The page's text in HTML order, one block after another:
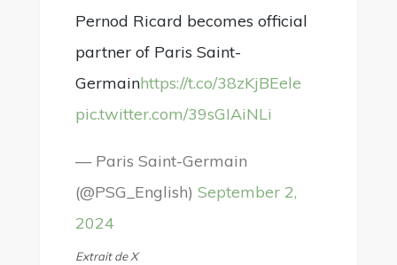
Pernod Ricard becomes official
partner of Paris Saint-
Germainhttps://t.co/38zKjBEele
pic.twitter.com/39sGIAiNLi
— Paris Saint-Germain
(@PSG_English) September 2,
2024
Extrait de X